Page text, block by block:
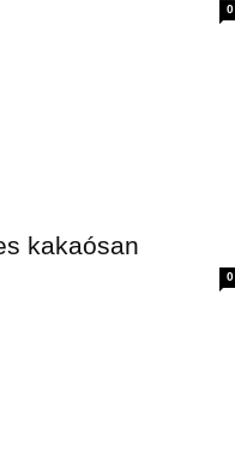
0
kakaósan
0